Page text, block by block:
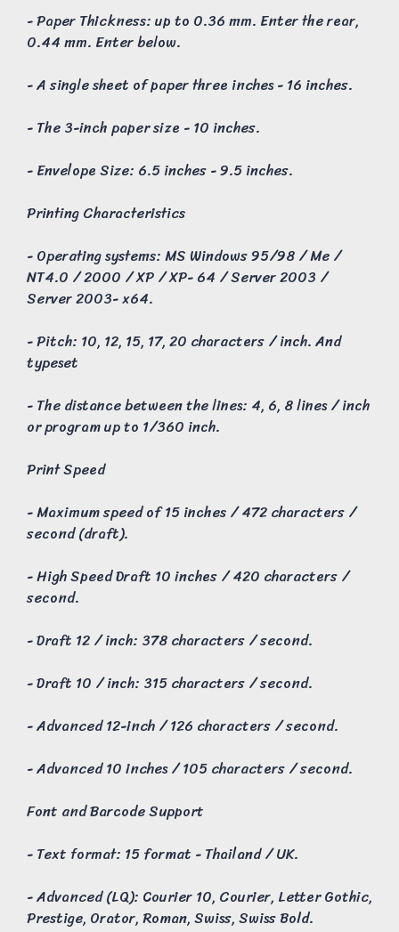
- Paper Thickness: up to 0.36 mm. Enter the rear,
0.44 mm. Enter below.
- A single sheet of paper three inches - 16 inches.
- The 3-inch paper size - 10 inches.
- Envelope Size: 6.5 inches - 9.5 inches.
Printing Characteristics
- Operating systems: MS Windows 95/98 / Me /
NT4.0 / 2000 / XP / XP- 64 / Server 2003 /
Server 2003- x64.
- Pitch: 10, 12, 15, 17, 20 characters / inch. And
typeset
- The distance between the lines: 4, 6, 8 lines / inch
or program up to 1/360 inch.
Print Speed
- Maximum speed of 15 inches / 472 characters /
second (draft).
- High Speed Draft 10 inches / 420 characters /
second.
- Draft 12 / inch: 378 characters / second.
- Draft 10 / inch: 315 characters / second.
- Advanced 12-inch / 126 characters / second.
- Advanced 10 inches / 105 characters / second.
Font and Barcode Support
- Text format: 15 format - Thailand / UK.
- Advanced (LQ): Courier 10, Courier, Letter Gothic,
Prestige, Orator, Roman, Swiss, Swiss Bold.